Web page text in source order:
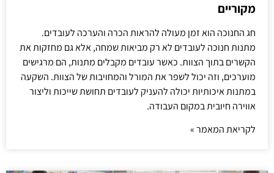
מקוריים
חג החנוכה הוא זמן מעולה להראות הכרה והערכה לעובדים.
מתנות חנוכה לעובדים לא רק מביאות שמחה, אלא גם מחזקות את
הקשרים בתוך הצוות. כאשר עובדים מקבלים מתנות, הם מרגישים
מוערכים, וזה יכול לשפר את המורל והמחויבות של הצוות. השקעה
במתנות איכותיות יכולה להעניק לעובדים תחושת שייכות וליצור
אווירה חיובית במקום העבודה.
לקריאת המאמר »